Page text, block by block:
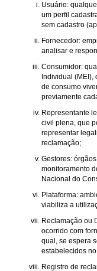
Usuário:
um perfil
sem cadastro
Fornecedor:
analisar e
Consumidor:
Individual
de consumo
previamente
Representante
civil plena, que
representar
reclamação;
Gestores:
monitoramento
Nacional do
Plataforma:
viabiliza a
Reclamação ou
ocorrido com
qual, se espera
estabelecidos
Registro de